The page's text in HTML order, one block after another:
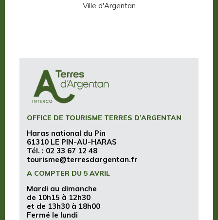
Ville d'Argentan
OFFICE DE TOURISME TERRES D’ARGENTAN
Haras national du Pin
61310 LE PIN-AU-HARAS
Tél. : 02 33 67 12 48
tourisme@terresdargentan.fr
A COMPTER DU 5 AVRIL
Mardi au dimanche
de 10h15 à 12h30
et de 13h30 à 18h00
Fermé le lundi